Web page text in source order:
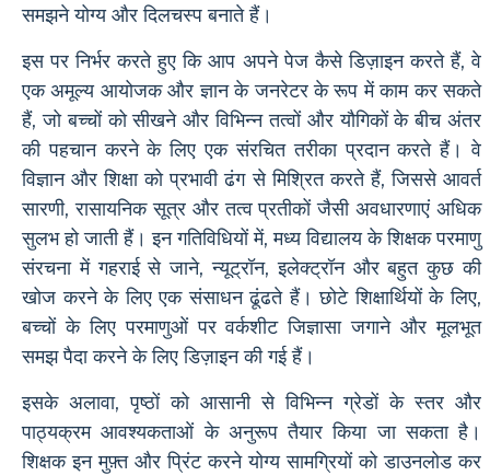
समझने योग्य और दिलचस्प बनाते हैं।
इस पर निर्भर करते हुए कि आप अपने पेज कैसे डिज़ाइन करते हैं, वे
एक अमूल्य आयोजक और ज्ञान के जनरेटर के रूप में काम कर सकते
हैं, जो बच्चों को सीखने और विभिन्न तत्वों और यौगिकों के बीच अंतर
की पहचान करने के लिए एक संरचित तरीका प्रदान करते हैं। वे
विज्ञान और शिक्षा को प्रभावी ढंग से मिश्रित करते हैं, जिससे आवर्त
सारणी, रासायनिक सूत्र और तत्व प्रतीकों जैसी अवधारणाएं अधिक
सुलभ हो जाती हैं। इन गतिविधियों में, मध्य विद्यालय के शिक्षक परमाणु
संरचना में गहराई से जाने, न्यूट्रॉन, इलेक्ट्रॉन और बहुत कुछ की
खोज करने के लिए एक संसाधन ढूंढते हैं। छोटे शिक्षार्थियों के लिए,
बच्चों के लिए परमाणुओं पर वर्कशीट जिज्ञासा जगाने और मूलभूत
समझ पैदा करने के लिए डिज़ाइन की गई हैं।
इसके अलावा, पृष्ठों को आसानी से विभिन्न ग्रेडों के स्तर और
पाठ्यक्रम आवश्यकताओं के अनुरूप तैयार किया जा सकता है।
शिक्षक इन मुफ़्त और प्रिंट करने योग्य सामग्रियों को डाउनलोड कर